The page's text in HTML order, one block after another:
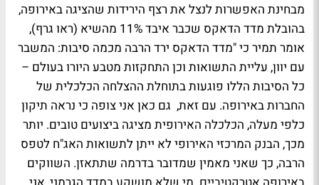
מבחינת האפשרות לנצל את רצף הירידות שהציגה באירופה,
בהובלת מדד הדאקס שכבר איבד 11% מהשיא (ראו גרף),
אומר תמיר כי "מדד הדאקס ירד הרבה מכמה סיבות: המשבר
עם יוון, עליית התשואות וכן התחקזות מטבע היורו בעולם –
כל הסיבות הללו פוגעות בתוחלת ההצלחה הכלכלית של
החברות באירופה. עם זאת, גם כאן אני צופה כי נראה תיקון
כלפי מעלה, הכלכלה האירופית מציגה ביצועים טובים. יותר
מכך, הבנק המרכזי האירופי לא ייתן לתשואות האג"ח לטפס
הרבה, כך שאני מאמין שמדובר בדרמה שתתאזן. השווקים